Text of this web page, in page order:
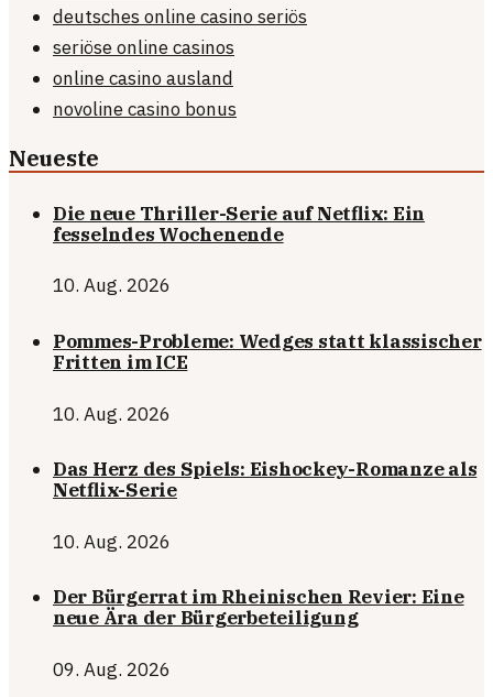
deutsches online casino seriös
seriöse online casinos
online casino ausland
novoline casino bonus
Neueste
Die neue Thriller-Serie auf Netflix: Ein
fesselndes Wochenende
10. Aug. 2026
Pommes-Probleme: Wedges statt klassischer
Fritten im ICE
10. Aug. 2026
Das Herz des Spiels: Eishockey-Romanze als
Netflix-Serie
10. Aug. 2026
Der Bürgerrat im Rheinischen Revier: Eine
neue Ära der Bürgerbeteiligung
09. Aug. 2026